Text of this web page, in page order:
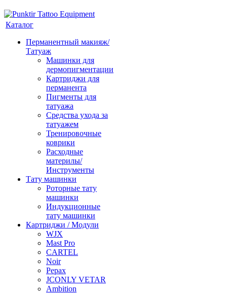
Каталог
Перманентный макияж/
Татуаж
Машинки для
дермопигментации
Картриджи для
перманента
Пигменты для
татуажа
Средства ухода за
татуажем
Тренировочные
коврики
Расходные
материлы/
Инструменты
Тату машинки
Роторные тату
машинки
Индукционные
тату машинки
Картриджи / Модули
WJX
Mast Pro
CARTEL
Noir
Pepax
JCONLY VETAR
Ambition